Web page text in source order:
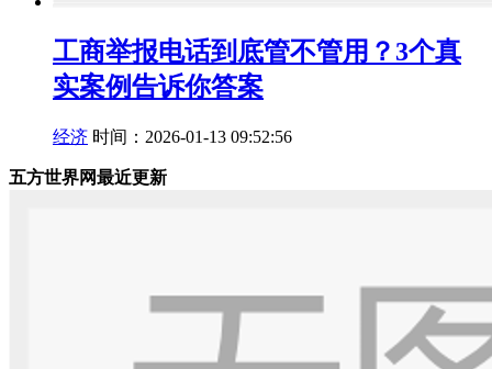
工商举报电话到底管不管用？3个真
实案例告诉你答案
经济 时间：2026-01-13 09:52:56
五方世界网最近更新